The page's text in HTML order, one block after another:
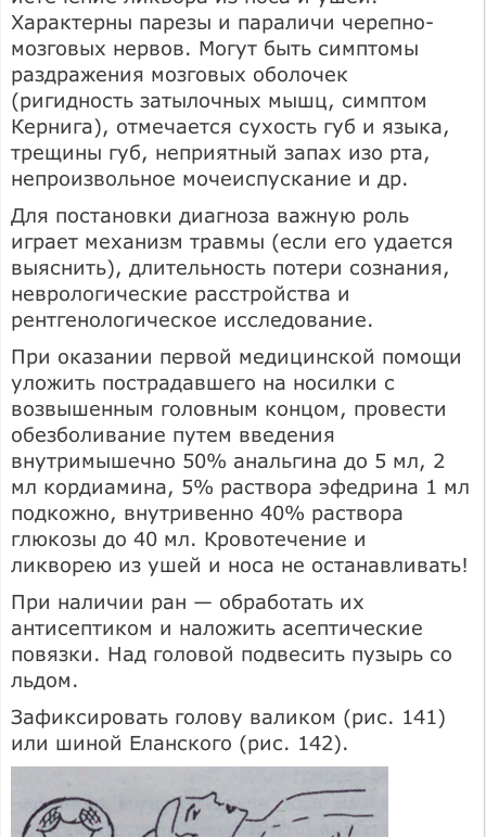
Характерны парезы и параличи черепно-
мозговых нервов. Могут быть симптомы
раздражения мозговых оболочек
(ригидность затылочных мышц, симптом
Кернига), отмечается сухость губ и языка,
трещины губ, неприятный запах изо рта,
непроизвольное мочеиспускание и др.
Для постановки диагноза важную роль
играет механизм травмы (если его удается
выяснить), длительность потери сознания,
неврологические расстройства и
рентгенологическое исследование.
При оказании первой медицинской помощи
уложить пострадавшего на носилки с
возвышенным головным концом, провести
обезболивание путем введения
внутримышечно 50% анальгина до 5 мл, 2
мл кордиамина, 5% раствора эфедрина 1 мл
подкожно, внутривенно 40% раствора
глюкозы до 40 мл. Кровотечение и
ликворею из ушей и носа не останавливать!
При наличии ран — обработать их
антисептиком и наложить асептические
повязки. Над головой подвесить пузырь со
льдом.
Зафиксировать голову валиком (рис. 141)
или шиной Еланского (рис. 142).